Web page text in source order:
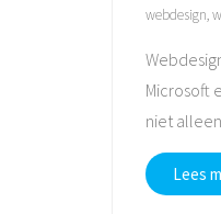
webdesign,
Microsoft
niet
Lees